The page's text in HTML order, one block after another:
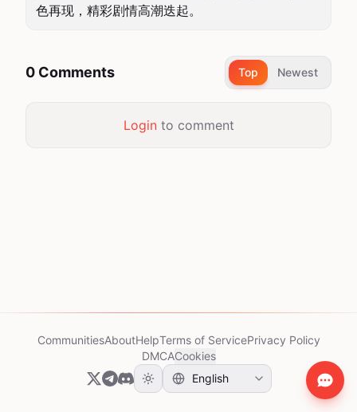
色再现，精彩剧情高潮迭起。
0 Comments Top Newest
Loginto comment
CommunitiesAboutHelpTerms of ServicePrivacy Policy
DMCACookies